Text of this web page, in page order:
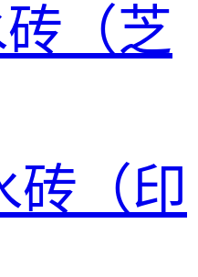
（芝